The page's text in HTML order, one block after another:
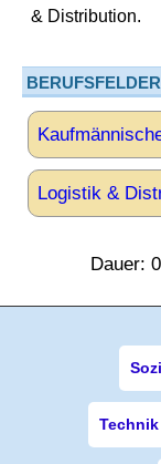
& Distribution.
BERUFSFELDER
Logistik &
Dauer: